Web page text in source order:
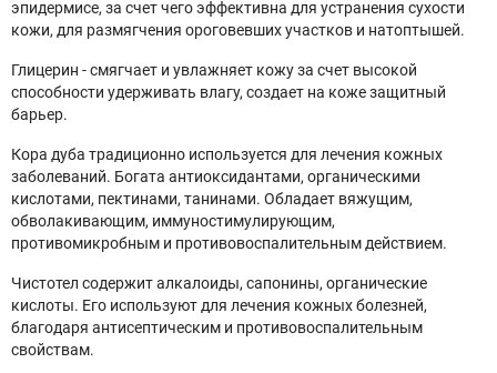
эпидермисе, за счет чего эффективна для устранения сухости
кожи, для размягчения ороговевших участков и натоптышей.
Глицерин - смягчает и увлажняет кожу за счет высокой
способности удерживать влагу, создает на коже защитный
барьер.
Кора дуба традиционно используется для лечения кожных
заболеваний. Богата антиоксидантами, органическими
кислотами, пектинами, танинами. Обладает вяжущим,
обволакивающим, иммуностимулирующим,
противомикробным и противовоспалительным действием.
Чистотел содержит алкалоиды, сапонины, органические
кислоты. Его используют для лечения кожных болезней,
благодаря антисептическим и противовоспалительным
свойствам.